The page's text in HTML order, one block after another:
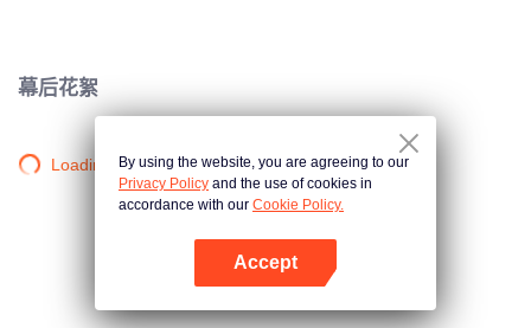
幕后花絮
Loading…By using the website, you are agreeing to our
Privacy Policy and the use of cookies in
accordance with our Cookie Policy.
Accept